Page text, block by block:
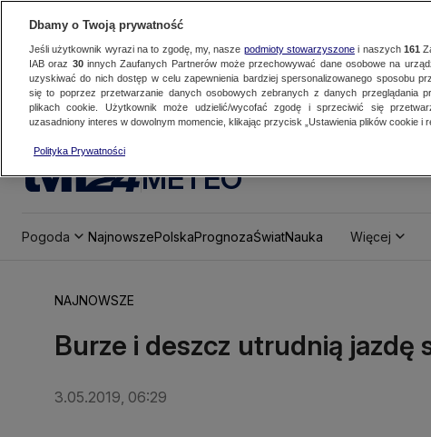
METEO
Pogoda NajnowszePolskaPrognozaŚwiatNauka Więcej
NAJNOWSZE
Burze i deszcz utrudnią jazdę
3.05.2019, 06:29
Dbamy o Twoją prywatność
Jeśli użytkownik wyrazi na to zgodę, my, nasze podmioty stowarzyszonei naszych 161
IAB oraz 30innych Zaufanych Partnerów może przechowywać dane osobowe na
uzyskiwać do nich dostęp w celu zapewnienia bardziej spersonalizowanego sposobu
się to poprzez przetwarzanie danych osobowych zebranych z danych przeglądania
plikach cookie. Użytkownik może udzielić/wycofać zgodę i sprzeciwić się
uzasadniony interes w dowolnym momencie, klikając przycisk „Ustawienia plików cookie i
Polityka Prywatności